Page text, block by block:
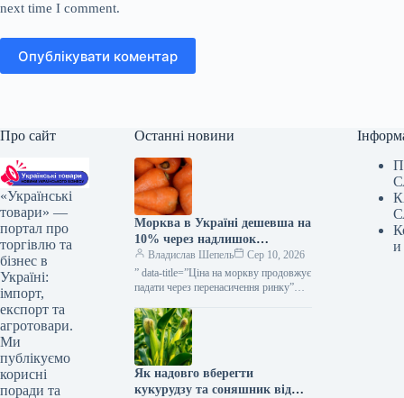
next time I comment.
Опублікувати коментар
Про сайт
«Українські
товари» —
портал про
торгівлю та
бізнес в
Україні:
імпорт,
експорт та
агротовари.
Ми
публікуємо
корисні
поради та
Останні новини
Морква в Україні дешевша на
10% через надлишок
постачання — КУРКУЛЬ
Владислав Шепель
Сер 10, 2026
” data-title=”Ціна на моркву продовжує
падати через перенасичення ринку”
url=”https://kurkul.com/news/41876-
cherez-perenasichennya-rinku-
prodavjuye-znijuvatis-tsina-na-morkvu”>
Ціна на моркву продовжує падати
через перенасичення ринку 10
серпня…
Як надовго вберегти
кукурудзу та соняшник від
и